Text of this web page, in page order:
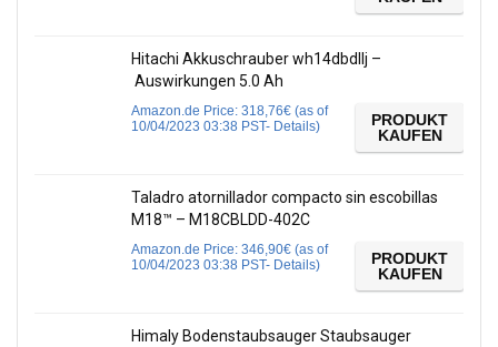
Hitachi Akkuschrauber wh14dbdllj –
Auswirkungen 5.0 Ah
Amazon.de Price: 318,76€ (as of
10/04/2023 03:38 PST- Details)
PRODUKT
KAUFEN
Taladro atornillador compacto sin escobillas
M18™ – M18CBLDD-402C
Amazon.de Price: 346,90€ (as of
10/04/2023 03:38 PST- Details)
PRODUKT
KAUFEN
Himaly Bodenstaubsauger Staubsauger